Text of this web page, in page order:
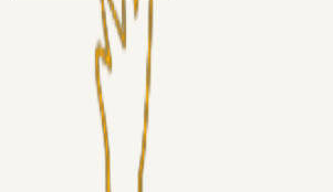
Chrisdinho88 13 timer siden
Horsens - Brøndby billet
Alt det andet
Chrisdinho88
05. aug. 2026
Bange anelser